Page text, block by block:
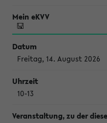
Freitag, 14. August 2026
10-13